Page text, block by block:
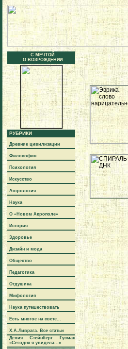
С МЕЧТОЙ
О ВОЗРОЖДЕНИИ
РУБРИКИ
Древние цивилизации
Философия
Психология
Искусство
Астрология
Наука
О «Новом Акрополе»
История
Здоровье
Дизайн и мода
Общество
Педагогика
Отдушина
Мифология
Наука путешествовать
Есть многое на свете...
Х.А.Ливрага. Все статьи
Делия Стейнберг Гусман
«Сегодня я увидела...»